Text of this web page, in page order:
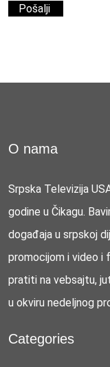
O nama
Srpska Televizija
godine u Čikagu.
događaja u srpskoj
promocijom i video i
pratiti na vebsajtu,
u okviru nedeljnog
Categories